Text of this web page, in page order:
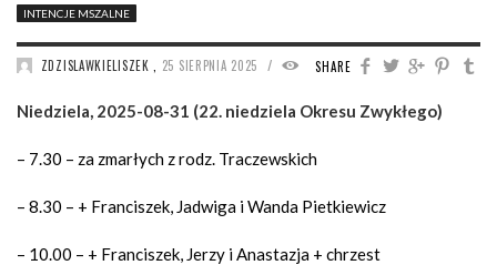
INTENCJE MSZALNE
SHARE
ZDZISLAWKIELISZEK 25 SIERPNIA 2025 / 827
Niedziela, 2025-08-31 (22. niedziela Okresu Zwykłego)
– 7.30 – za zmarłych z rodz. Traczewskich
– 8.30 – + Franciszek, Jadwiga i Wanda Pietkiewicz
– 10.00 – + Franciszek, Jerzy i Anastazja + chrzest